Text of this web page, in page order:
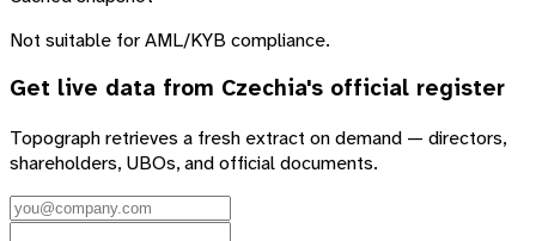
Not suitable for AML/KYB compliance.
Get live data from Czechia's official register
Topograph retrieves a fresh extract on demand — directors,
shareholders, UBOs, and official documents.